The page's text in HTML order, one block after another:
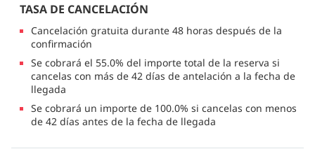
TASA DE CANCELACIÓN
Cancelación gratuita durante 48 horas después de la
confirmación
Se cobrará el 55.0% del importe total de la reserva si
cancelas con más de 42 días de antelación a la fecha de
llegada
Se cobrará un importe de 100.0% si cancelas con menos
de 42 días antes de la fecha de llegada